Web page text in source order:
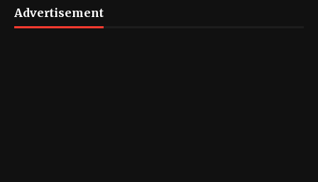
Advertisement